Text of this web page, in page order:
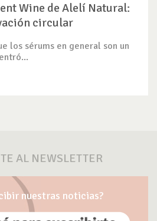
Wine de Alelí Natural:
circular
los sérums en general son un
AL NEWSLETTER
nuestras noticias?